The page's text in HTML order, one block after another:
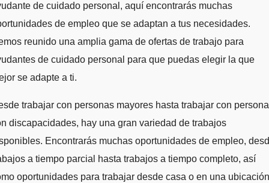
de cuidado personal, aquí encontrarás muchas
de empleo que se adaptan a tus necesidades.
reunido una amplia gama de ofertas de trabajo para
de cuidado personal para que puedas elegir la que
se adapte a ti.
trabajar con personas mayores hasta trabajar con
discapacidades, hay una gran variedad de trabajos
Encontrarás muchas oportunidades de empleo,
a tiempo parcial hasta trabajos a tiempo completo, así
oportunidades para trabajar desde casa o en una ubicación